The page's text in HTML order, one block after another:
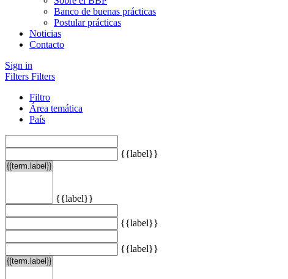
Banco de buenas prácticas
Postular prácticas
Noticias
Contacto
Sign in
Filters Filters
Filtro
Área temática
País
{{label}}
{{label}}
{{label}}
{{label}}